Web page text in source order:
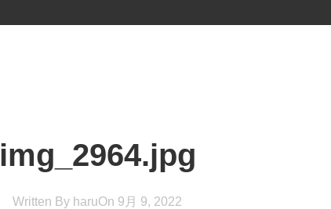
img_2964.jpg
Written By haruOn 9月 9, 2022